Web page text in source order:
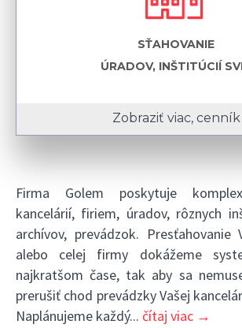
SŤAHOVANIE
ÚRADOV, INŠTITÚCIÍ
Zobraziť viac, cenník
Firma Golem poskytuje
kancelárií, firiem, úradov, rôznych
archívov, prevádzok. Presťahovanie
alebo celej firmy dokážeme
najkratšom čase, tak aby sa
prerušiť chod prevádzky Vašej
Naplánujeme každý... čítaj viac →